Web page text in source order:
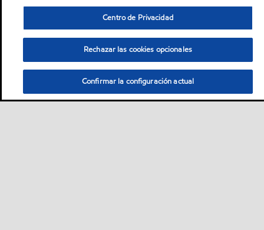
Centro de Privacidad
Rechazar las cookies opcionales
Confirmar la configuración actual